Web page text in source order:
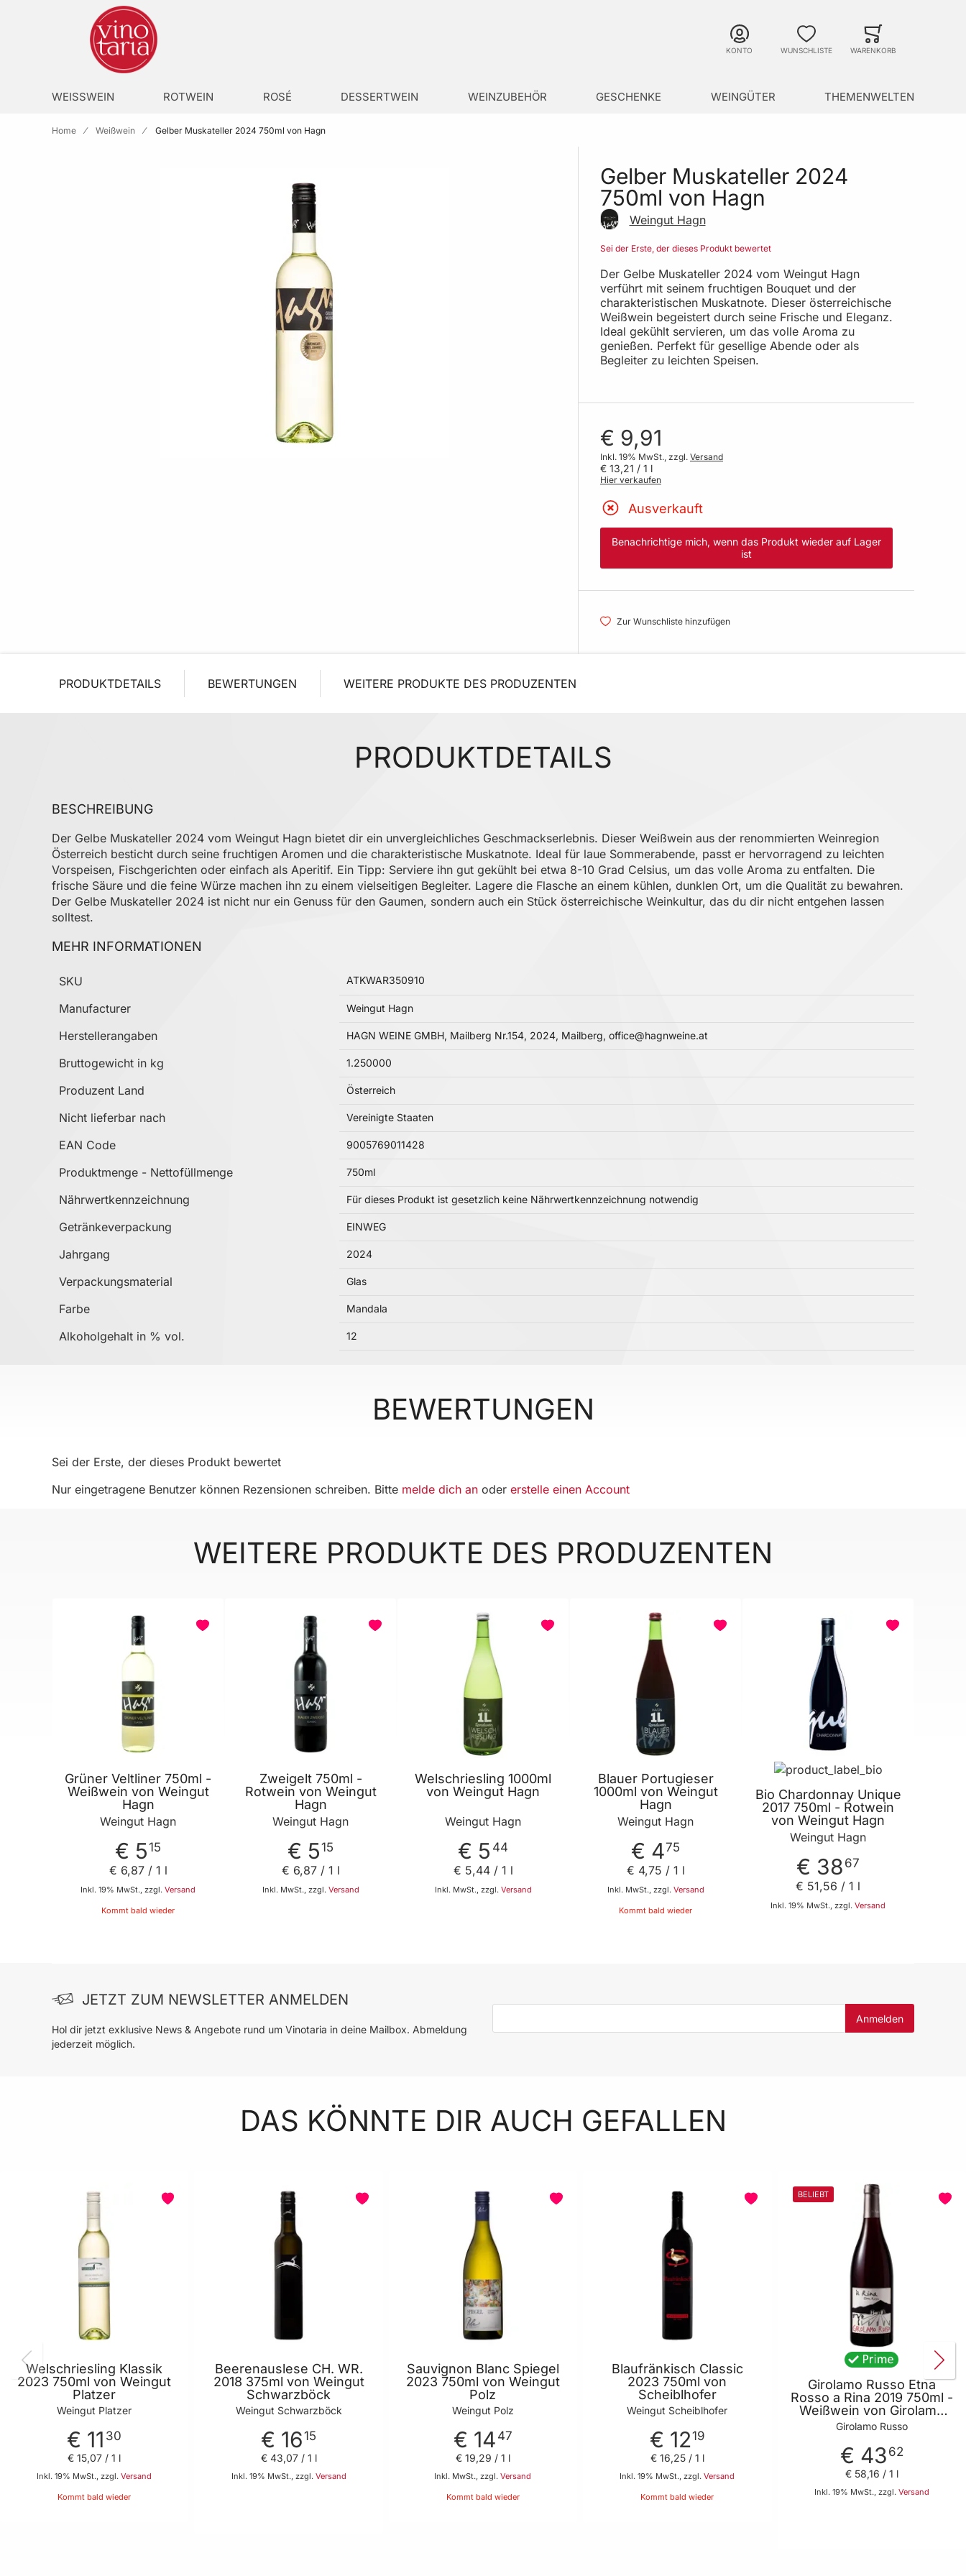
Zur Homepage
KONTO WUNSCHLISTE WARENKORB
WEISSWEIN ROTWEIN ROSÉ DESSERTWEIN WEINZUBEHÖR GESCHENKE WEINGÜTER THEMENWELTEN
Home Weißwein Gelber Muskateller 2024 750ml von Hagn
Gelber Muskateller 2024
750ml von Hagn
Weingut Hagn
Sei der Erste, der dieses Produkt bewertet
Der Gelbe Muskateller 2024 vom Weingut Hagn
verführt mit seinem fruchtigen Bouquet und der
charakteristischen Muskatnote. Dieser österreichische
Weißwein begeistert durch seine Frische und Eleganz.
Ideal gekühlt servieren, um das volle Aroma zu
genießen. Perfekt für gesellige Abende oder als
Begleiter zu leichten Speisen.
€ 9,91
Inkl. 19% MwSt., zzgl. Versand
€ 13,21 / 1 l
Hier verkaufen
Ausverkauft
Benachrichtige mich, wenn das Produkt wieder auf Lager
ist
Zur Wunschliste hinzufügen
PRODUKTDETAILS BEWERTUNGEN WEITERE PRODUKTE DES PRODUZENTEN
PRODUKTDETAILS
BESCHREIBUNG
Der Gelbe Muskateller 2024 vom Weingut Hagn bietet dir ein unvergleichliches Geschmackserlebnis. Dieser Weißwein aus der renommierten Weinregion
Österreich besticht durch seine fruchtigen Aromen und die charakteristische Muskatnote. Ideal für laue Sommerabende, passt er hervorragend zu leichten
Vorspeisen, Fischgerichten oder einfach als Aperitif. Ein Tipp: Serviere ihn gut gekühlt bei etwa 8-10 Grad Celsius, um das volle Aroma zu entfalten. Die
frische Säure und die feine Würze machen ihn zu einem vielseitigen Begleiter. Lagere die Flasche an einem kühlen, dunklen Ort, um die Qualität zu bewahren.
Der Gelbe Muskateller 2024 ist nicht nur ein Genuss für den Gaumen, sondern auch ein Stück österreichische Weinkultur, das du dir nicht entgehen lassen
solltest.
MEHR INFORMATIONEN
Mehr Informationen
SKU ATKWAR350910
Manufacturer Weingut Hagn
Herstellerangaben HAGN WEINE GMBH, Mailberg Nr.154, 2024, Mailberg, office@hagnweine.at
Bruttogewicht in kg 1.250000
Produzent Land Österreich
Nicht lieferbar nach Vereinigte Staaten
EAN Code 9005769011428
Produktmenge - Nettofüllmenge 750ml
Nährwertkennzeichnung Für dieses Produkt ist gesetzlich keine Nährwertkennzeichnung notwendig
Getränkeverpackung EINWEG
Jahrgang 2024
Verpackungsmaterial Glas
Farbe Mandala
Alkoholgehalt in % vol. 12
BEWERTUNGEN
Sei der Erste, der dieses Produkt bewertet
Nur eingetragene Benutzer können Rezensionen schreiben. Bitte melde dich an oder erstelle einen Account
WEITERE PRODUKTE DES PRODUZENTEN
Grüner Veltliner 750ml -
Weißwein von Weingut
Hagn
Weingut Hagn
€ 515
Inkl. 19% MwSt., zzgl. Versand
€ 6,87/ 1 l
Kommt bald wieder
Zweigelt 750ml -
Rotwein von Weingut
Hagn
Weingut Hagn
€ 515
Inkl. MwSt., zzgl. Versand
€ 6,87/ 1 l
Welschriesling 1000ml
von Weingut Hagn
Weingut Hagn
€ 5 44
Inkl. MwSt., zzgl. Versand
€ 5,44/ 1 l
Blauer Portugieser
1000ml von Weingut
Hagn
Weingut Hagn
€ 475
Inkl. MwSt., zzgl. Versand
€ 4,75 / 1 l
Kommt bald wieder
Bio Chardonnay Unique
2017 750ml - Rotwein
von Weingut Hagn
Weingut Hagn
€ 38 67
Inkl. 19% MwSt., zzgl. Versand
€ 51,56 / 1 l
JETZT ZUM NEWSLETTER ANMELDEN
Hol dir jetzt exklusive News & Angebote rund um Vinotaria in deine Mailbox. Abmeldung
jederzeit möglich.
DAS KÖNNTE DIR AUCH GEFALLEN
Welschriesling Klassik
2023 750ml von Weingut
Platzer
Weingut Platzer
€ 11 30
Inkl. 19% MwSt., zzgl.Versand
€ 15,07 / 1 l
Kommt bald wieder
Beerenauslese CH. WR.
2018 375ml von Weingut
Schwarzböck
Weingut Schwarzböck
€ 1615
Inkl. 19% MwSt., zzgl. Versand
€ 43,07/ 1 l
Sauvignon Blanc Spiegel
2023 750ml von Weingut
Polz
Weingut Polz
€ 14 47
Inkl. MwSt., zzgl.Versand
€ 19,29 / 1 l
Kommt bald wieder
Blaufränkisch Classic
2023 750ml von
Scheiblhofer
Weingut Scheiblhofer
€ 1219
Inkl. 19% MwSt., zzgl.Versand
€ 16,25/ 1 l
Kommt bald wieder
BELIEBT
Girolamo Russo Etna
Rosso a Rina 2019 750ml -
Weißwein von Girolamo
Russo
Girolamo Russo
€ 43 62
Inkl. 19% MwSt., zzgl. Versand
€ 58,16 / 1 l